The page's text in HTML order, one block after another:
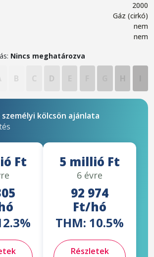
2000
Gáz (cirkó)
nem
nem
Nincs meghatározva
B C D
személyi kölcsön ajánlata
Ft 5 millió Ft
6 évre
92 974
Ft/hó
THM: 10.5%
Részletek